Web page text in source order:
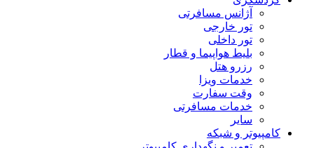
آژانس مسافرتی
تور خارجی
تور داخلی
بلیط هواپیما و قطار
رزرو هتل
خدمات ویزا
وقت سفارت
خدمات مسافرتی
سایر
کامپیوتر و شبکه